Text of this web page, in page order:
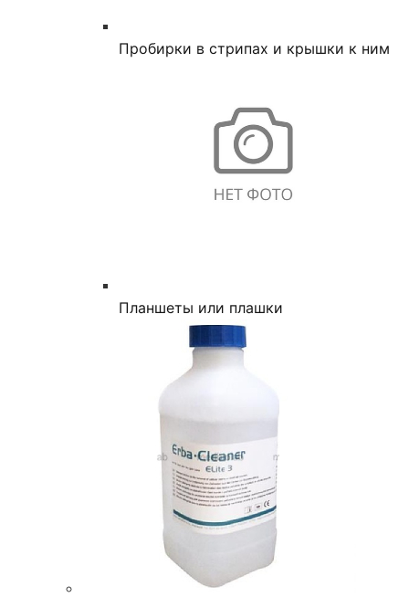
Пробирки в стрипах и крышки к ним
Планшеты или плашки